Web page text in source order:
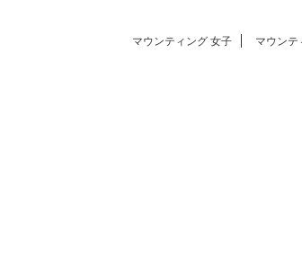
マウンティング 女子 マウンテ